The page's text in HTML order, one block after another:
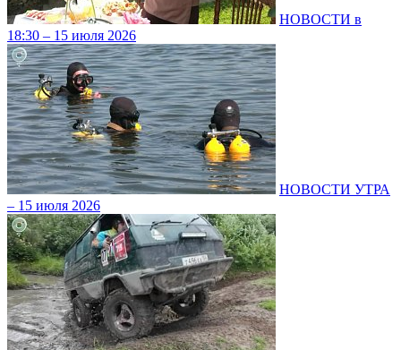
НОВОСТИ в
18:30 – 15 июля 2026
НОВОСТИ УТРА
– 15 июля 2026